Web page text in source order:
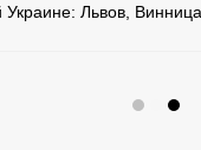
Львов,